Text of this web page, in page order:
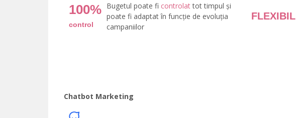
100%
control
Bugetul poate fi controlattot timpul și
poate fi adaptat în funcție de evoluția
campaniilor
FLEXIBIL
Chatbot Marketing